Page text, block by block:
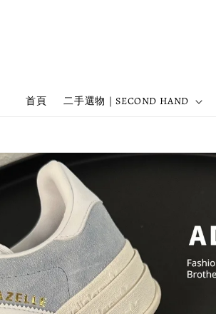
首頁 二手選物｜SECOND HAND